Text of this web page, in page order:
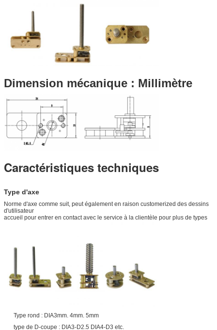
Dimension mécanique : Millimètre
Caractéristiques techniques
Type d'axe
Norme d'axe comme suit, peut également en raison customerized des dessins
d'utilisateur
accueil pour entrer en contact avec le service à la clientèle pour plus de types
Type rond : DIA3mm. 4mm. 5mm
type de D-coupe : DIA3-D2.5 DIA4-D3 etc.